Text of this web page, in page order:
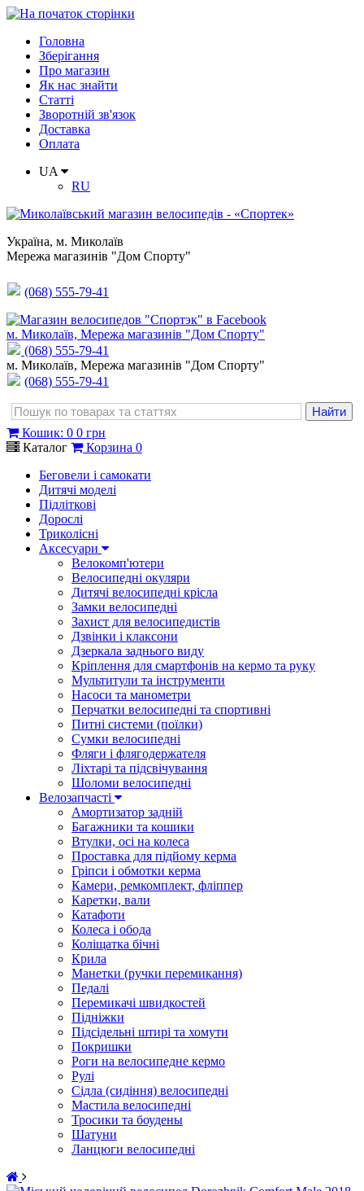
Головна
Зберігання
Про магазин
Як нас знайти
Статті
Зворотній зв'язок
Доставка
Оплата
UA
RU
Україна, м. Миколаїв
Мережа магазинів "Дом Спорту"
(068) 555-79-41
м. Миколаїв, Мережа магазинів "Дом Спорту"
(068) 555-79-41
м. Миколаїв, Мережа магазинів "Дом Спорту"
(068) 555-79-41
Кошик: 0 0 грн
Каталог
Корзина 0
Беговели і самокати
Дитячі моделі
Підліткові
Дорослі
Триколісні
Аксесуари
Велокомп'ютери
Велосипедні окуляри
Дитячі велосипедні крісла
Замки велосипедні
Захист для велосипедистів
Дзвінки і клаксони
Дзеркала заднього виду
Кріплення для смартфонів на кермо та руку
Мультитули та інструменти
Насоси та манометри
Перчатки велосипедні та спортивні
Питні системи (поїлки)
Сумки велосипедні
Фляги і флягодержателя
Ліхтарі та підсвічування
Шоломи велосипедні
Велозапчасті
Амортизатор задній
Багажники та кошики
Втулки, осі на колеса
Проставка для підйому керма
Гріпси і обмотки керма
Камери, ремкомплект, фліппер
Каретки, вали
Катафоти
Колеса і обода
Коліщатка бічні
Крила
Манетки (ручки перемикання)
Педалі
Перемикачі швидкостей
Підніжки
Підсідельні штирі та хомути
Покришки
Роги на велосипедне кермо
Рулі
Сідла (сидіння) велосипедні
Мастила велосипедні
Тросики та боудены
Шатуни
Ланцюги велосипедні